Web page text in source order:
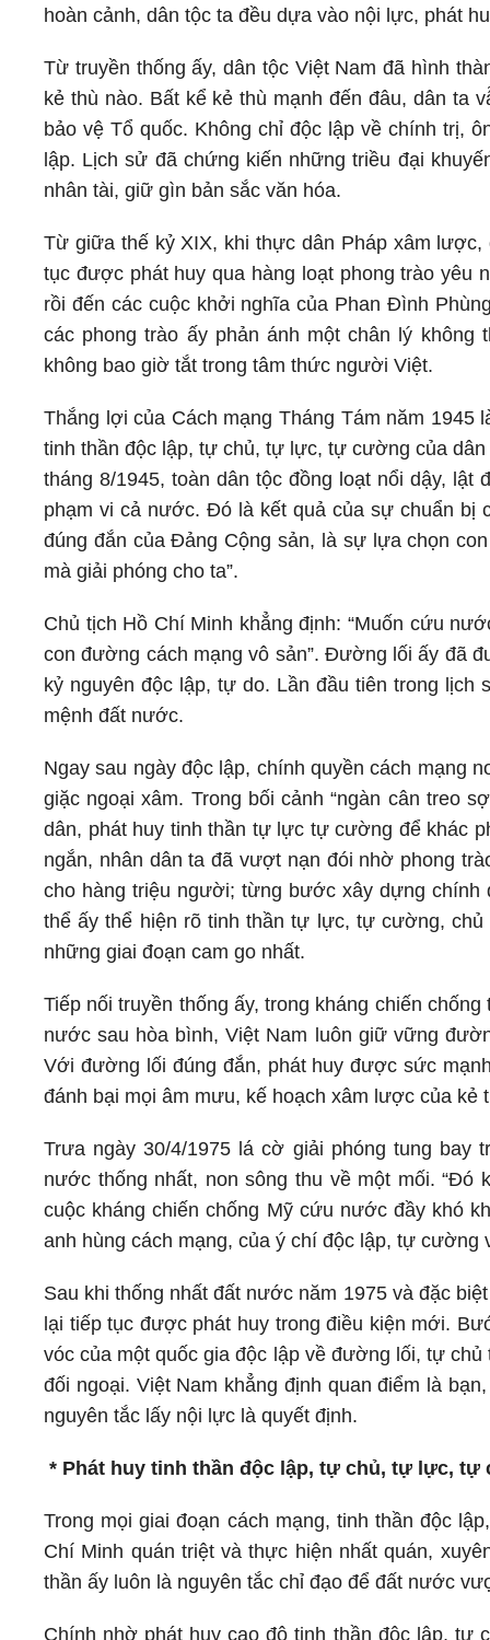
hoàn cảnh, dân tộc ta đều dựa vào nội lực, phát
Từ truyền thống ấy, dân tộc Việt Nam đã hình
kẻ thù nào. Bất kể kẻ thù mạnh đến đâu, dân ta
bảo vệ Tổ quốc. Không chỉ độc lập về chính trị,
lập. Lịch sử đã chứng kiến những triều đại
nhân tài, giữ gìn bản sắc văn hóa.
Từ giữa thế kỷ XIX, khi thực dân Pháp xâm
tục được phát huy qua hàng loạt phong trào
rồi đến các cuộc khởi nghĩa của Phan Đình
các phong trào ấy phản ánh một chân lý
không bao giờ tắt trong tâm thức người Việt.
Thắng lợi của Cách mạng Tháng Tám năm
tinh thần độc lập, tự chủ, tự lực, tự cường của
tháng 8/1945, toàn dân tộc đồng loạt nổi dậy, lật
phạm vi cả nước. Đó là kết quả của sự chuẩn bị
đúng đắn của Đảng Cộng sản, là sự lựa chọn
mà giải phóng cho ta”.
Chủ tịch Hồ Chí Minh khẳng định: “Muốn cứu
con đường cách mạng vô sản”. Đường lối ấy đã
kỷ nguyên độc lập, tự do. Lần đầu tiên trong
mệnh đất nước.
Ngay sau ngày độc lập, chính quyền cách mạng
giặc ngoại xâm. Trong bối cảnh “ngàn cân treo
dân, phát huy tinh thần tự lực tự cường để khác
ngắn, nhân dân ta đã vượt nạn đói nhờ phong
cho hàng triệu người; từng bước xây dựng
thể ấy thể hiện rõ tinh thần tự lực, tự cường,
những giai đoạn cam go nhất.
Tiếp nối truyền thống ấy, trong kháng chiến
nước sau hòa bình, Việt Nam luôn giữ vững
Với đường lối đúng đắn, phát huy được sức
đánh bại mọi âm mưu, kế hoạch xâm lược của kẻ
Trưa ngày 30/4/1975 lá cờ giải phóng tung bay
nước thống nhất, non sông thu về một mối. “Đó
cuộc kháng chiến chống Mỹ cứu nước đầy khó
anh hùng cách mạng, của ý chí độc lập, tự cường
Sau khi thống nhất đất nước năm 1975 và đặc
lại tiếp tục được phát huy trong điều kiện mới.
vóc của một quốc gia độc lập về đường lối, tự
đối ngoại. Việt Nam khẳng định quan điểm là
nguyên tắc lấy nội lực là quyết định.
* Phát huy tinh thần độc lập, tự chủ, tự lực,
Trong mọi giai đoạn cách mạng, tinh thần độc
Chí Minh quán triệt và thực hiện nhất quán,
thần ấy luôn là nguyên tắc chỉ đạo để đất nước
Chính nhờ phát huy cao độ tinh thần độc lập,